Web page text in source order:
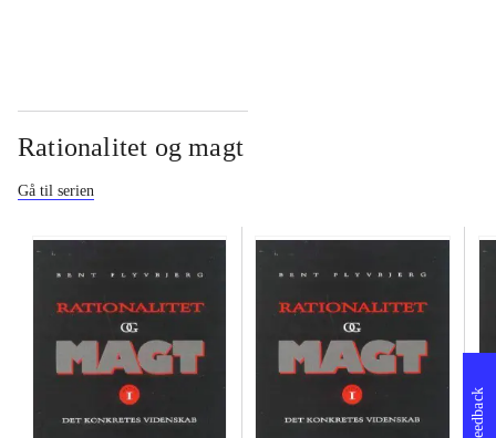
Rationalitet og magt
Gå til serien
Feedback